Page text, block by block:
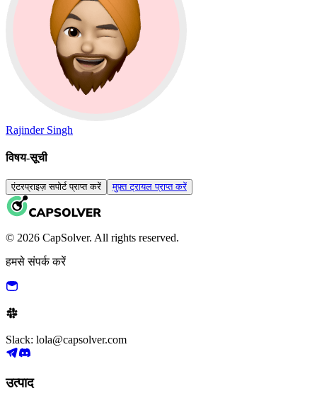
Rajinder Singh
विषय-सूची
एंटरप्राइज़ सपोर्ट प्राप्त करें मुफ़्त ट्रायल प्राप्त करें
© 2026 CapSolver. All rights reserved.
हमसे संपर्क करें
Slack: lola@capsolver.com
उत्पाद